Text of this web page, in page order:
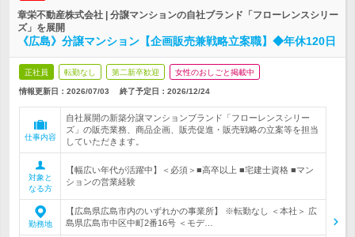
章栄不動産株式会社 | 分譲マンションの自社ブランド「フローレンスシリー
ズ」を展開
《広島》分譲マンション【企画販売兼戦略立案職】◆年休120日
正社員 転勤なし 第二新卒歓迎 女性のおしごと掲載中
情報更新日：2026/07/03 終了予定日： 2026/12/24
仕事内容
自社展開の新築分譲マンションブランド「フローレンスシリー
ズ」の販売業務、商品企画、販売促進・販売戦略の立案等を担当
していただきます。
対象と
なる方
【幅広い年代が活躍中】＜必須＞■高卒以上 ■宅建士資格 ■マン
ションの営業経験
勤務地
【広島県広島市内のいずれかの事業所】 ※転勤なし ＜本社＞ 広
島県広島市中区中町2番16号 ＜モデ…